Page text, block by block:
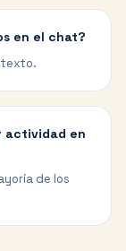
en el chat?
texto.
actividad en
de los